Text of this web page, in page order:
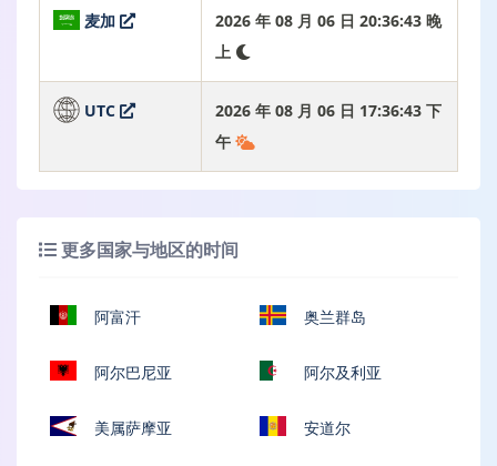
麦加
2026 年 08 月 06 日 20:36:44 晚
上
UTC
2026 年 08 月 06 日 17:36:44 下
午
更多国家与地区的时间
阿富汗 奥兰群岛
阿尔巴尼亚 阿尔及利亚
美属萨摩亚 安道尔